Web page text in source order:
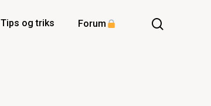
Tips og triks Forum